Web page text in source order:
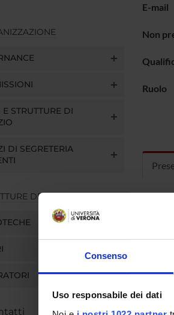
Consenso
Uso responsabile dei dati
E STRUTTURE DI
DI SEGRETERIA
DEL DIPARTIMENTO
E-mail
Non
Ruolo